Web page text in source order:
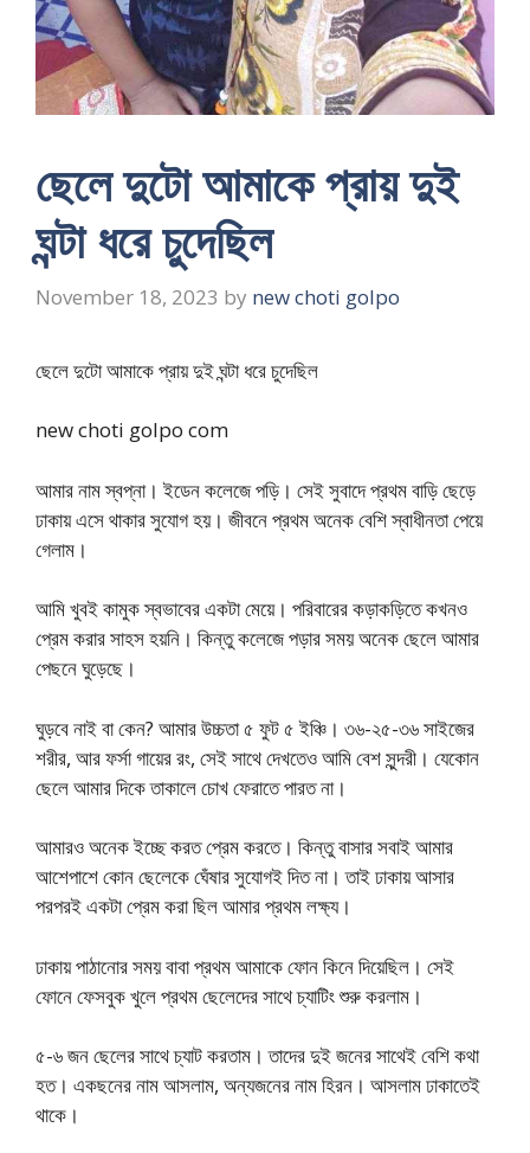
ছেলে দুটো আমাকে প্রায় দুই
ঘন্টা ধরে চুদেছিল
November 18, 2023 by new choti golpo
ছেলে দুটো আমাকে প্রায় দুই ঘন্টা ধরে চুদেছিল
new choti golpo com
আমার নাম স্বপ্না। ইডেন কলেজে পড়ি। সেই সুবাদে প্রথম বাড়ি ছেড়ে
ঢাকায় এসে থাকার সুযোগ হয়। জীবনে প্রথম অনেক বেশি স্বাধীনতা পেয়ে
গেলাম।
আমি খুবই কামুক স্বভাবের একটা মেয়ে। পরিবারের কড়াকড়িতে কখনও
প্রেম করার সাহস হয়নি। কিন্তু কলেজে পড়ার সময় অনেক ছেলে আমার
পেছনে ঘুড়েছে।
ঘুড়বে নাই বা কেন? আমার উচ্চতা ৫ ফুট ৫ ইঞ্চি। ৩৬-২৫-৩৬ সাইজের
শরীর, আর ফর্সা গায়ের রং, সেই সাথে দেখতেও আমি বেশ সুন্দরী। যেকোন
ছেলে আমার দিকে তাকালে চোখ ফেরাতে পারত না।
আমারও অনেক ইচ্ছে করত প্রেম করতে। কিন্তু বাসার সবাই আমার
আশেপাশে কোন ছেলেকে ঘেঁষার সুযোগই দিত না। তাই ঢাকায় আসার
পরপরই একটা প্রেম করা ছিল আমার প্রথম লক্ষ্য।
ঢাকায় পাঠানোর সময় বাবা প্রথম আমাকে ফোন কিনে দিয়েছিল। সেই
ফোনে ফেসবুক খুলে প্রথম ছেলেদের সাথে চ্যাটিং শুরু করলাম।
৫-৬ জন ছেলের সাথে চ্যাট করতাম। তাদের দুই জনের সাথেই বেশি কথা
হত। একছনের নাম আসলাম, অন্যজনের নাম হিরন। আসলাম ঢাকাতেই
থাকে।